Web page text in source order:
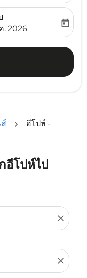
labelreturn-date-
. 2026
today
อีโปห์ -
อีโปห์ไป
close
close
ละ/หรือปลายทาง) หรื